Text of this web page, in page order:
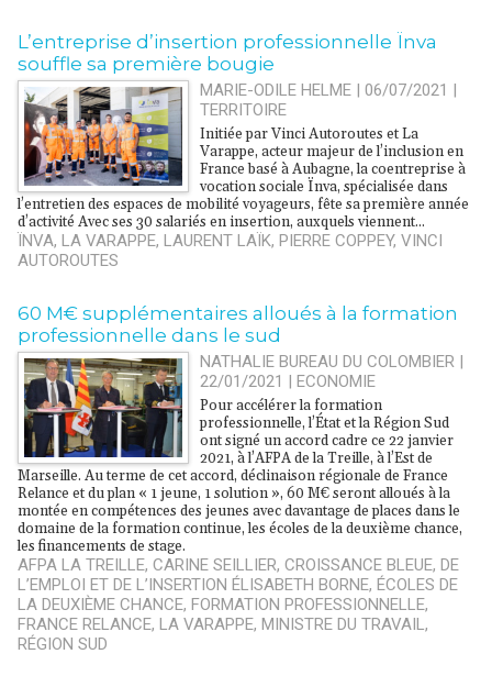
L’entreprise d’insertion professionnelle Ïnva
souffle sa première bougie
MARIE-ODILE HELME | 06/07/2021 |
TERRITOIRE
Initiée par Vinci Autoroutes et La
Varappe, acteur majeur de l’inclusion en
France basé à Aubagne, la coentreprise à
vocation sociale Ïnva, spécialisée dans
l’entretien des espaces de mobilité voyageurs, fête sa première année
d’activité Avec ses 30 salariés en insertion, auxquels viennent...
ÏNVA, LA VARAPPE, LAURENT LAÏK, PIERRE COPPEY, VINCI
AUTOROUTES
​60 M€ supplémentaires alloués à la formation
professionnelle dans le sud
NATHALIE BUREAU DU COLOMBIER |
22/01/2021 |ECONOMIE
Pour accélérer la formation
professionnelle, l’État et la Région Sud
ont signé un accord cadre ce 22 janvier
2021, à l’AFPA de la Treille, à l’Est de
Marseille. Au terme de cet accord, déclinaison régionale de France
Relance et du plan « 1 jeune, 1 solution », 60 M€ seront alloués à la
montée en compétences des jeunes avec davantage de places dans le
domaine de la formation continue, les écoles de la deuxième chance,
les financements de stage.
AFPA LA TREILLE, CARINE SEILLIER, CROISSANCE BLEUE, DE
L’EMPLOI ET DE L’INSERTION ÉLISABETH BORNE, ÉCOLES DE
LA DEUXIÈME CHANCE, FORMATION PROFESSIONNELLE,
FRANCE RELANCE, LA VARAPPE, MINISTRE DU TRAVAIL,
RÉGION SUD